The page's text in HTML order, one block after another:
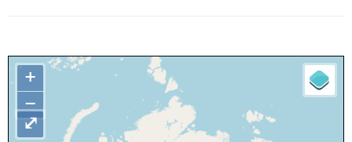
+
−
⤢